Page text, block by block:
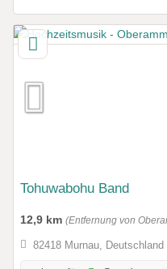
Tohuwabohu Band
12,9 km (Entfernung von
82418 Murnau, Deutschland